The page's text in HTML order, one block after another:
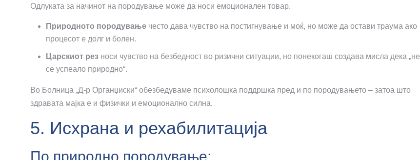
Одлуката за начинот на породување може да носи емоционален товар.
Природното породување често дава чувство на постигнување и моќ, но може да остави траума ако
процесот е долг и болен.
Царскиот рез носи чувство на безбедност во ризични ситуации, но понекогаш создава мисла дека „не
се успеало природно“.
Во Болница „Д-р Органџиски“ обезбедуваме психолошка поддршка пред и по породувањето – затоа што
здравата мајка е и физички и емоционално силна.
5. Исхрана и рехабилитација
По природно породување: